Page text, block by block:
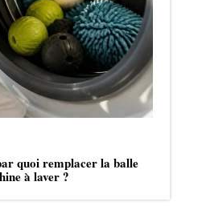
quoi remplacer la balle
à laver ?